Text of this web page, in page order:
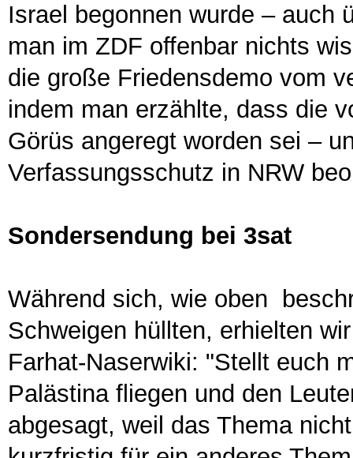
Israel begonnen wurde – auch
man im ZDF offenbar nichts
die große Friedensdemo vom
indem man erzählte, dass die
Görüs angeregt worden sei –
Verfassungsschutz in NRW
Sondersendung bei 3sat
Während sich, wie oben
Schweigen hüllten, erhielten
Farhat-Naserwiki: "Stellt euch
Palästina fliegen und den
abgesagt, weil das Thema